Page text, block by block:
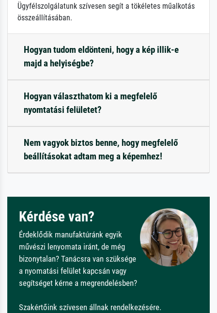
Ügyfélszolgálatunk szívesen segít a tökéletes műalkotás
összeállításában.
Hogyan tudom eldönteni, hogy a kép illik-e
majd a helyiségbe?
Hogyan választhatom ki a megfelelő
nyomtatási felületet?
Nem vagyok biztos benne, hogy megfelelő
beállításokat adtam meg a képemhez!
Kérdése van?
Érdeklődik manufaktúránk egyik
művészi lenyomata iránt, de még
bizonytalan? Tanácsra van szüksége
a nyomatási felület kapcsán vagy
segítséget kérne a megrendelésben?
Szakértőink szívesen állnak rendelkezésére.